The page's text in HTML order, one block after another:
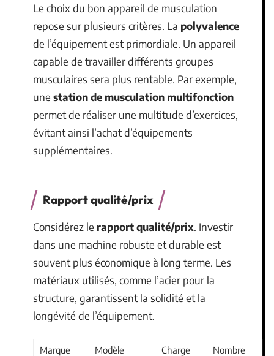
Le choix du bon appareil de musculation
repose sur plusieurs critères. La polyvalence
de l’équipement est primordiale. Un appareil
capable de travailler différents groupes
musculaires sera plus rentable. Par exemple,
une station de musculation multifonction
permet de réaliser une multitude d’exercices,
évitant ainsi l’achat d’équipements
supplémentaires.
Rapport qualité/prix
Considérez le rapport qualité/prix. Investir
dans une machine robuste et durable est
souvent plus économique à long terme. Les
matériaux utilisés, comme l’acier pour la
structure, garantissent la solidité et la
longévité de l’équipement.
Marque Modèle
Charge
Nombre